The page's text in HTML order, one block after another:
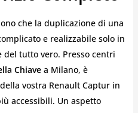
che la duplicazione di una
e realizzabile solo in
del tutto vero. Presso centri
Chiavea Milano, è
vostra Renault Captur in
accessibili. Un aspetto